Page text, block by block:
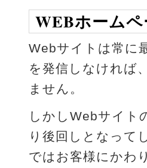
WEBホーム
Webサイトは常に
を発信しなければ
ません。
しかしWebサイト
り後回しとなって
ではお客様にかわ